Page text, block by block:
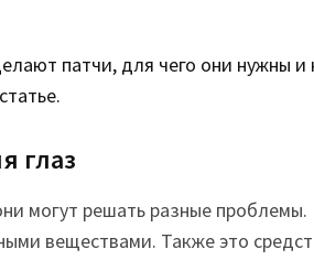
патчи, для чего они нужны и
глаз
могут решать разные
веществами. Также это